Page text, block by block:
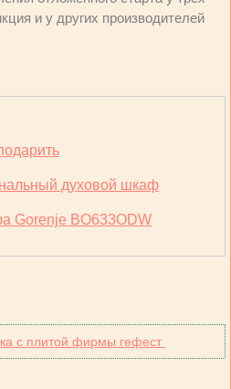
и у других производителей
духовой шкаф
Gorenje BO633ODW
с плитой фирмы гефест